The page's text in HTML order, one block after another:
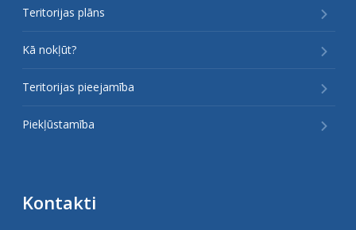
Teritorijas plāns
Kā nokļūt?
Teritorijas pieejamība
Piekļūstamība
Kontakti